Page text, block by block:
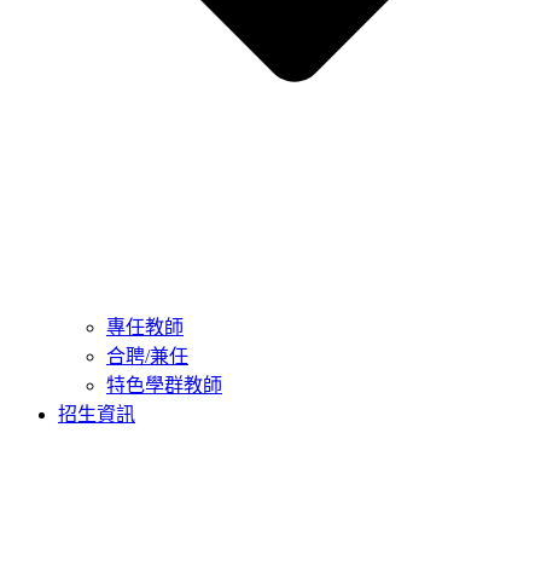
專任教師
合聘/兼任
特色學群教師
招生資訊